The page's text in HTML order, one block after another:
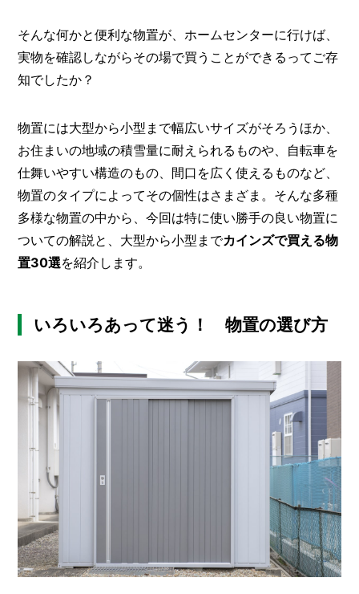
ー
ザ
ー
C
S
T
O
M
E
R
ス
タ
ッ
A
Z
-
S
T
そんな何かと便利な物置が、ホームセンターに行けば、
実物を確認しながらその場で買うことができるってご存
知でしたか？
物置には大型から小型まで幅広いサイズがそろうほか、
お住まいの地域の積雪量に耐えられるものや、自転車を
仕舞いやすい構造のもの、間口を広く使えるものなど、
物置のタイプによってその個性はさまざま。そんな多種
多様な物置の中から、今回は特に使い勝手の良い物置に
ついての解説と、大型から小型までカインズで買える物
置30選を紹介します。
いろいろあって迷う！ 物置の選び方